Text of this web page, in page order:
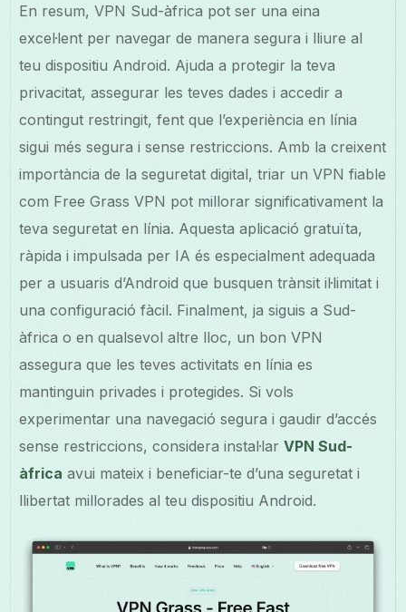
En resum, VPN Sud-àfrica pot ser una eina
excel·lent per navegar de manera segura i lliure al
teu dispositiu Android. Ajuda a protegir la teva
privacitat, assegurar les teves dades i accedir a
contingut restringit, fent que l’experiència en línia
sigui més segura i sense restriccions. Amb la creixent
importància de la seguretat digital, triar un VPN fiable
com Free Grass VPN pot millorar significativament la
teva seguretat en línia. Aquesta aplicació gratuïta,
ràpida i impulsada per IA és especialment adequada
per a usuaris d’Android que busquen trànsit il·limitat i
una configuració fàcil. Finalment, ja siguis a Sud-
àfrica o en qualsevol altre lloc, un bon VPN
assegura que les teves activitats en línia es
mantinguin privades i protegides. Si vols
experimentar una navegació segura i gaudir d’accés
sense restriccions, considera instal·larVPN Sud-
àfrica avui mateix i beneficiar-te d’una seguretat i
llibertat millorades al teu dispositiu Android.